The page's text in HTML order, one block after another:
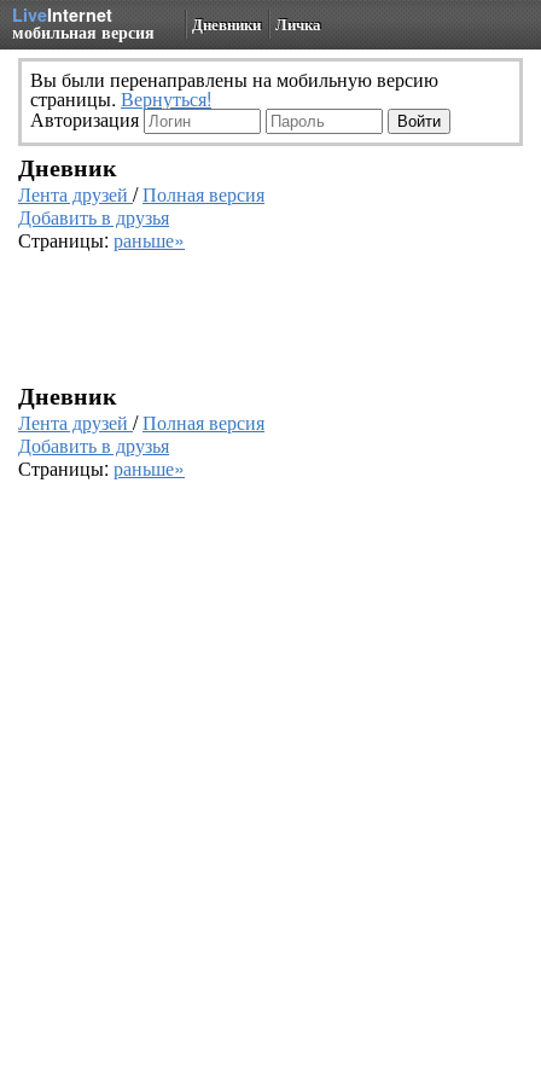
LiveInternet
мобильная версия Дневники Личка
Вы были перенаправлены на мобильную версию
страницы. Вернуться!
Авторизация
Дневник
Лента друзей /Полная версия
Добавить в друзья
Страницы: раньше»
Дневник
Лента друзей /Полная версия
Добавить в друзья
Страницы: раньше»